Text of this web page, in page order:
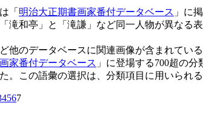
「 明治大正期書画家番付データベース 」に
「滝和亭」と「滝謙」など同一人物が異な
ど他のデータベースに関連画像が含まれてい
家番付データベース 」に登場する700超の
。この語彙の選択は、分類項目に用いられ
4567